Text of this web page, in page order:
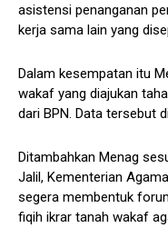
asistensi penanganan
kerja sama lain yang
Dalam kesempatan itu
wakaf yang diajukan
dari BPN. Data tersebut
Ditambahkan Menag
Jalil, Kementerian
segera membentuk
fiqih ikrar tanah wakaf